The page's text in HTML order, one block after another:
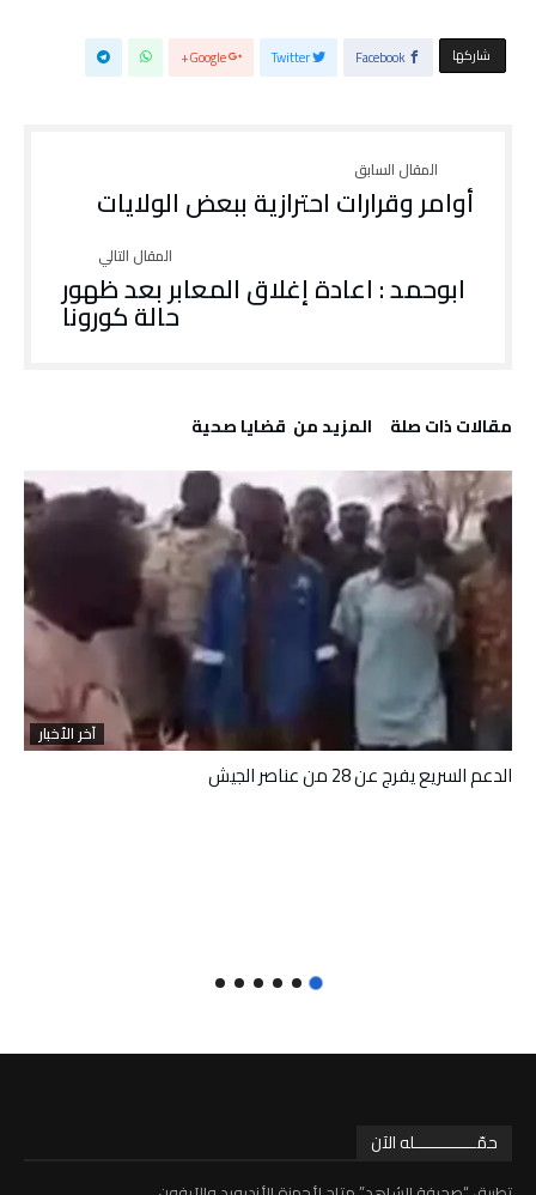
‫‫ شاركها‬ Facebook
Twitter
Google+
أوامر وقرارات احترازية ببعض الولايات
ابوحمد : اعادة إغلاق المعابر بعد ظهور
حالة كورونا
‫مقالات ذات صلة‬ ‫المزيد من ‬ قضايا صحية
آخر الأخبار
الدعم السريع يفرج عن 28 من عناصر الجيش
حمّـــــــــــــله الآن